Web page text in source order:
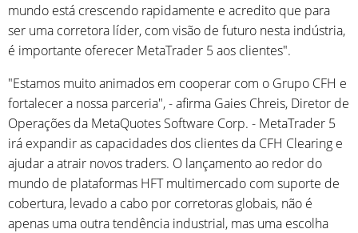
mundo está crescendo rapidamente e acredito que para
ser uma corretora líder, com visão de futuro nesta indústria,
é importante oferecer MetaTrader 5 aos clientes".
"Estamos muito animados em cooperar com o Grupo CFH e
fortalecer a nossa parceria", - afirma Gaies Chreis, Diretor de
Operações da MetaQuotes Software Corp. - MetaTrader 5
irá expandir as capacidades dos clientes da CFH Clearing e
ajudar a atrair novos traders. O lançamento ao redor do
mundo de plataformas HFT multimercado com suporte de
cobertura, levado a cabo por corretoras globais, não é
apenas uma outra tendência industrial, mas uma escolha